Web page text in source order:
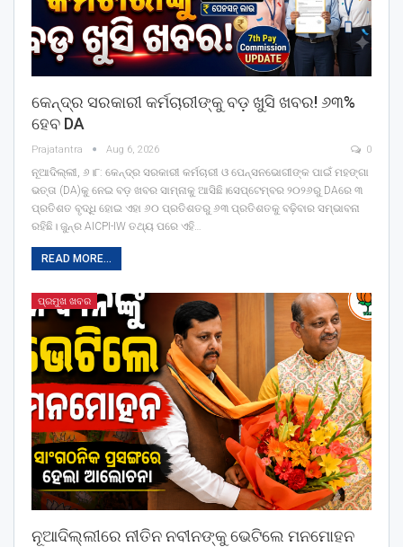
କେନ୍ଦ୍ର ସରକାରୀ କର୍ମଚାରୀଙ୍କୁ ବଡ଼ ଖୁସି ଖବର! ୬୩%
ହେବ DA
Prajatantra Aug 6, 2026 0
ନୂଆଦିଲ୍ଲୀ, ୬।୮: କେନ୍ଦ୍ର ସରକାରୀ କର୍ମଚାରୀ ଓ ପେନ୍‌ସନଭୋଗୀଙ୍କ ପାଇଁ ମହଙ୍ଗା
ଭତ୍ତା (DA)କୁ ନେଇ ବଡ଼ ଖବର ସାମ୍ନାକୁ ଆସିଛି।ସେପ୍ଟେମ୍ବର ୨୦୨୬ରୁ DAରେ ୩
ପ୍ରତିଶତ ବୃଦ୍ଧି ହୋଇ ଏହା ୬୦ ପ୍ରତିଶତରୁ ୬୩ ପ୍ରତିଶତକୁ ବଢ଼ିବାର ସମ୍ଭାବନା
ରହିଛି। ଜୁନ୍‌ର AICPI-IW ତଥ୍ୟ ପରେ ଏହି…
READ MORE...
ପ୍ରମୁଖ ଖବର
ନୂଆଦିଲ୍ଲୀରେ ନୀତିନ ନବୀନଙ୍କୁ ଭେଟିଲେ ମନମୋହନ